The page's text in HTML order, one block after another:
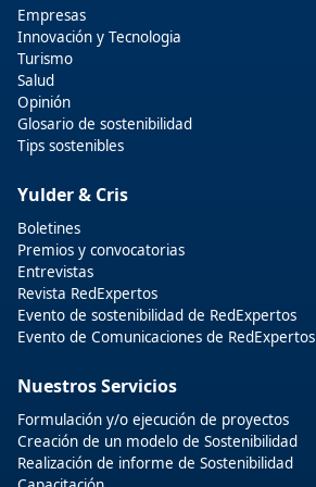
Empresas
Innovación y Tecnologia
Turismo
Salud
Opinión
Glosario de sostenibilidad
Tips sostenibles
Yulder & Cris
Boletines
Premios y convocatorias
Entrevistas
Revista RedExpertos
Evento de sostenibilidad de RedExpertos
Evento de Comunicaciones de RedExpertos
Nuestros Servicios
Formulación y/o ejecución de proyectos
Creación de un modelo de Sostenibilidad
Realización de informe de Sostenibilidad